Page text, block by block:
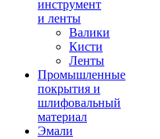
инструмент
и ленты
Валики
Кисти
Ленты
Промышленные
покрытия и
шлифовальный
материал
Эмали